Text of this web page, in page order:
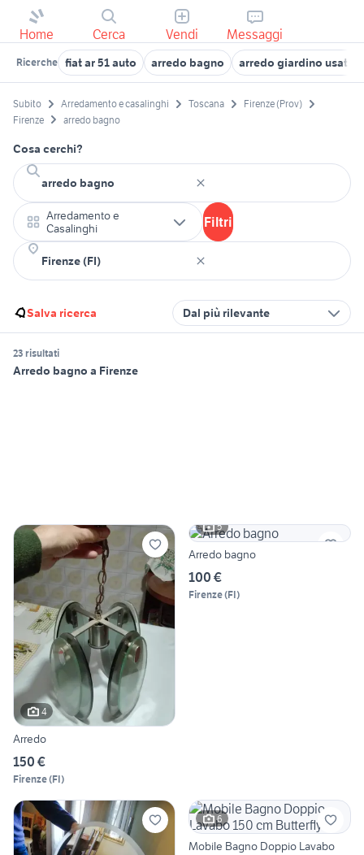
Home Cerca Vendi Messaggi
Ricerche fiat ar 51 auto arredo bagno arredo giardino usato
Subito Arredamento e casalinghi Toscana
Firenze (Prov)
Firenze
arredo bagno
Cosa cerchi?
Arredamento e
Casalinghi
Filtri
Salva ricerca Dal più rilevante
23 risultati
Arredo bagno a Firenze
4
Arredo
150 €
Firenze(FI)
5
Arredo bagno
100 €
Firenze(FI)
6
Mobile Bagno Doppio Lavabo